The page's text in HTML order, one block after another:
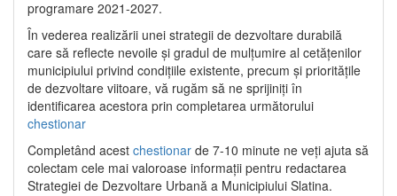
programare 2021-2027.
În vederea realizării unei strategii de dezvoltare durabilă
care să reflecte nevoile și gradul de mulțumire al cetățenilor
municipiului privind condițiile existente, precum și prioritățile
de dezvoltare viitoare, vă rugăm să ne sprijiniți în
identificarea acestora prin completarea următorului
chestionar
Completând acest chestionar de 7-10 minute ne veți ajuta să
colectam cele mai valoroase informații pentru redactarea
Strategiei de Dezvoltare Urbană a Municipiului Slatina.